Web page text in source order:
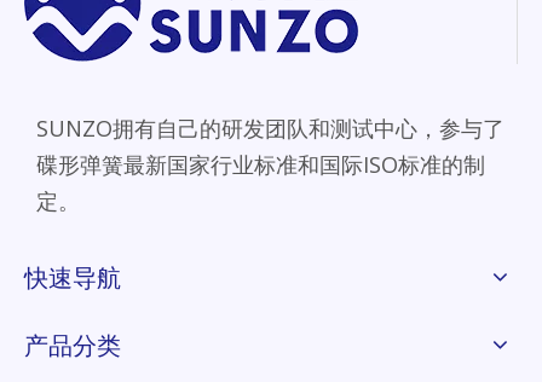
SUNZO拥有自己的研发团队和测试中心，参与了
碟形弹簧最新国家行业标准和国际ISO标准的制
定。
快速导航
产品分类